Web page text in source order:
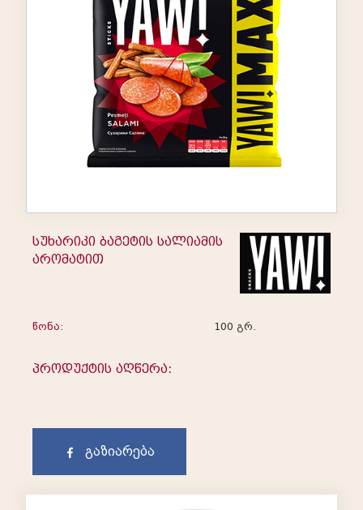
სუხარიკი ბაგეტის სალიამის
არომატით
წონა: 100 გრ.
პროდუქტის აღწერა:
გაზიარება